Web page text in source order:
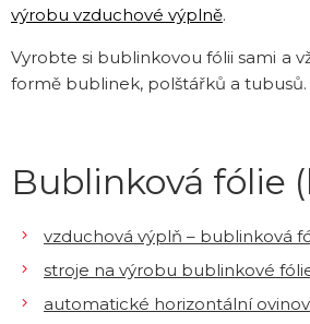
výrobu vzduchové výplně.
Vyrobte si bublinkovou fólii sami a
formě bublinek, polštářků a
Bublinková fólie
vzduchová výplň – bublinková
stroje na výrobu bublinkové
automatické horizontální